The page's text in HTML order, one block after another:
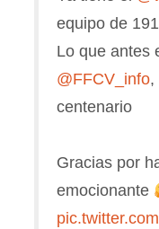
equipo de
Lo que antes
@FFCV_info,
centenario
Gracias por
emocionante